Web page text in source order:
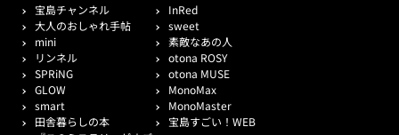
宝島チャンネル
InRed
大人のおしゃれ手帖
sweet
mini
素敵なあの人
リンネル
otona ROSY
SPRiNG
otona MUSE
GLOW
MonoMax
smart
MonoMaster
田舎暮らしの本
宝島すごい！WEB